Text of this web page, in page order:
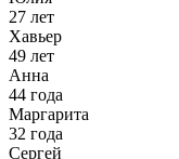
27 лет
Хавьер
49 лет
Анна
44 года
Маргарита
32 года
Сергей